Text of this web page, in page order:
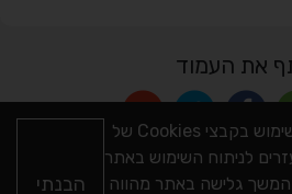
את העמוד
לידיעתך, באתר זה נעשה שימוש בקבצי Cookies של
לניתוח השימוש באתר
גלישה באתר מהווה
הבנתי